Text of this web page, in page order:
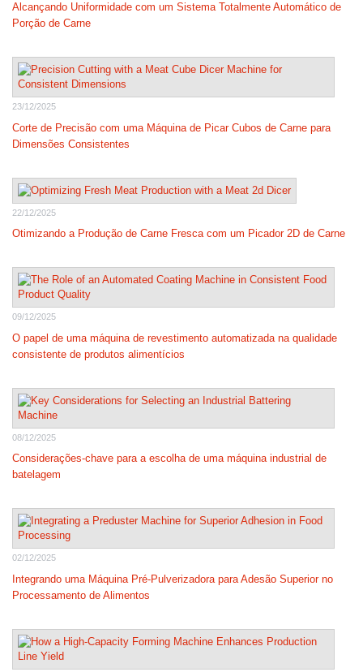
Alcançando Uniformidade com um Sistema Totalmente Automático de
Porção de Carne
23/12/2025
Corte de Precisão com uma Máquina de Picar Cubos de Carne para
Dimensões Consistentes
22/12/2025
Otimizando a Produção de Carne Fresca com um Picador 2D de Carne
09/12/2025
O papel de uma máquina de revestimento automatizada na qualidade
consistente de produtos alimentícios
08/12/2025
Considerações-chave para a escolha de uma máquina industrial de
batelagem
02/12/2025
Integrando uma Máquina Pré-Pulverizadora para Adesão Superior no
Processamento de Alimentos